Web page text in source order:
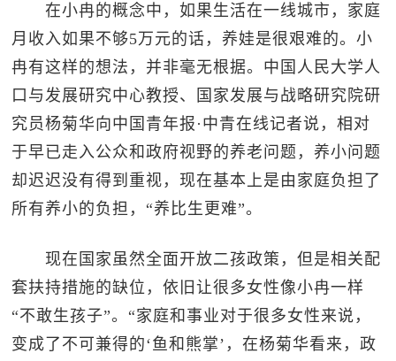
在小冉的概念中，如果生活在一线城市，家庭
月收入如果不够5万元的话，养娃是很艰难的。小
冉有这样的想法，并非毫无根据。中国人民大学人
口与发展研究中心教授、国家发展与战略研究院研
究员杨菊华向中国青年报·中青在线记者说，相对
于早已走入公众和政府视野的养老问题，养小问题
却迟迟没有得到重视，现在基本上是由家庭负担了
所有养小的负担，“养比生更难”。
现在国家虽然全面开放二孩政策，但是相关配
套扶持措施的缺位，依旧让很多女性像小冉一样
“不敢生孩子”。“家庭和事业对于很多女性来说，
变成了不可兼得的‘鱼和熊掌’，在杨菊华看来，政